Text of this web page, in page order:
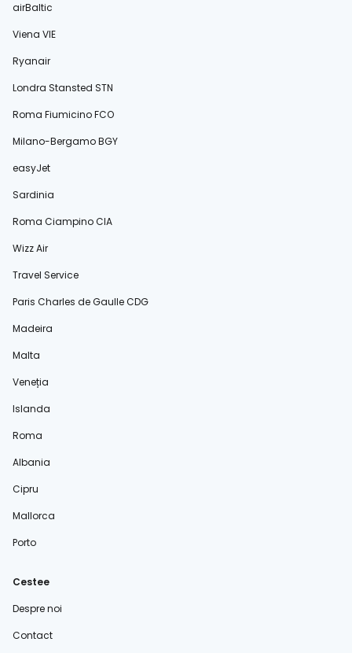
airBaltic
Viena VIE
Ryanair
Londra Stansted STN
Roma Fiumicino FCO
Milano-Bergamo BGY
easyJet
Sardinia
Roma Ciampino CIA
Wizz Air
Travel Service
Paris Charles de Gaulle CDG
Madeira
Malta
Veneția
Islanda
Roma
Albania
Cipru
Mallorca
Porto
Cestee
Despre noi
Contact